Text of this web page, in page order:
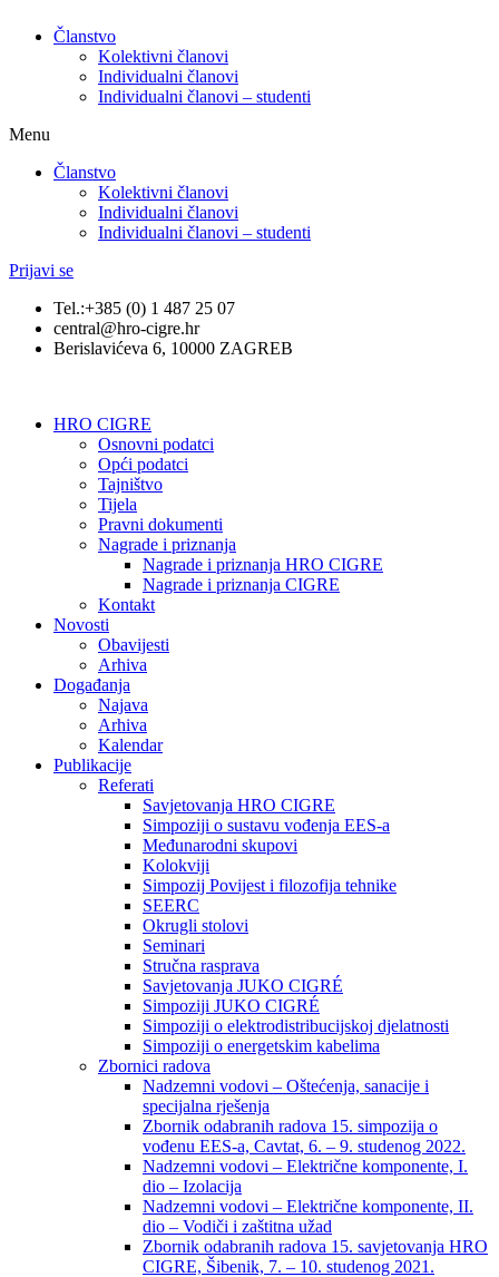
Članstvo
Kolektivni članovi
Individualni članovi
Individualni članovi – studenti
Menu
Članstvo
Kolektivni članovi
Individualni članovi
Individualni članovi – studenti
Prijavi se
Tel.:+385 (0) 1 487 25 07
central@hro-cigre.hr
Berislavićeva 6, 10000 ZAGREB
HRO CIGRE
Osnovni podatci​
Opći podatci
Tajništvo
Tijela
Pravni dokumenti
Nagrade i priznanja
Nagrade i priznanja HRO CIGRE
Nagrade i priznanja CIGRE
Kontakt
Novosti
Obavijesti
Arhiva
Događanja
Najava
Arhiva
Kalendar
Publikacije
Referati
Savjetovanja HRO CIGRE
Simpoziji o sustavu vođenja EES-a
Međunarodni skupovi
Kolokviji​
Simpozij Povijest i filozofija tehnike
SEERC
Okrugli stolovi
Seminari​
Stručna rasprava​
Savjetovanja JUKO CIGRÉ
Simpoziji JUKO CIGRÉ
Simpoziji o elektrodistribucijskoj djelatnosti
Simpoziji o energetskim kabelima
Zbornici radova
Nadzemni vodovi – Oštećenja, sanacije i
specijalna rješenja
Zbornik odabranih radova 15. simpozija o
vođenu EES-a, Cavtat, 6. – 9. studenog 2022.
Nadzemni vodovi – Električne komponente, I.
dio – Izolacija
Nadzemni vodovi – Električne komponente, II.
dio – Vodiči i zaštitna užad
Zbornik odabranih radova 15. savjetovanja HRO
CIGRE, Šibenik, 7. – 10. studenog 2021.